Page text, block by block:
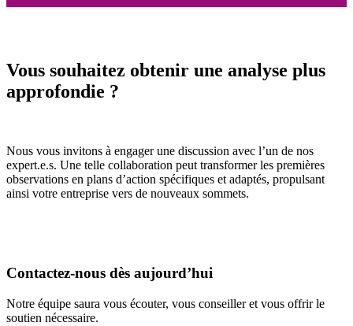
Vous souhaitez obtenir une analyse plus
approfondie ?
Nous vous invitons à engager une discussion avec l’un de nos
expert.e.s. Une telle collaboration peut transformer les premières
observations en plans d’action spécifiques et adaptés, propulsant
ainsi votre entreprise vers de nouveaux sommets.
Contactez-nous dès aujourd’hui
Notre équipe saura vous écouter, vous conseiller et vous offrir le
soutien nécessaire.